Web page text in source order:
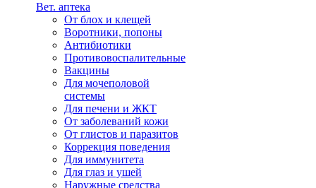
Вет. аптека
От блох и клещей
Воротники, попоны
Антибиотики
Противовоспалительные
Вакцины
Для мочеполовой
системы
Для печени и ЖКТ
От заболеваний кожи
От глистов и паразитов
Коррекция поведения
Для иммунитета
Для глаз и ушей
Наружные средства